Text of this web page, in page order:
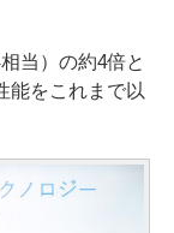
当）の約4倍と
能をこれまで以